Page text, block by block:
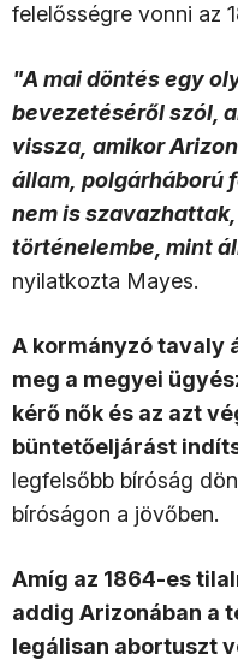
felelősségre vonni az
"A mai döntés egy
bevezetéséről szól,
vissza, amikor
állam, polgárháború
nem is
történelembe, mint
nyilatkozta Mayes.
A kormányzó tavaly
meg a megyei
kérő nők és az azt
büntetőeljárást
legfelsőbb bíróság
bíróságon a jövőben.
Amíg az 1864-es
addig Arizonában a
legálisan abortuszt